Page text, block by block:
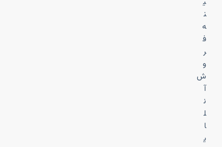
ن
ه
ف
ر
و
ش
آ
ن
ل
ا
ی